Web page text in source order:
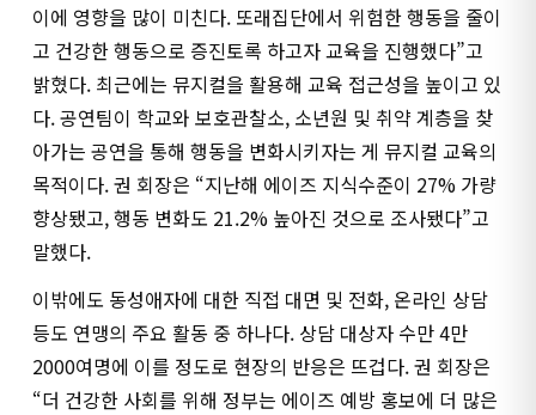
이에 영향을 많이 미친다. 또래집단에서 위험한 행동을 줄이
고 건강한 행동으로 증진토록 하고자 교육을 진행했다”고
밝혔다. 최근에는 뮤지컬을 활용해 교육 접근성을 높이고 있
다. 공연팀이 학교와 보호관찰소, 소년원 및 취약 계층을 찾
아가는 공연을 통해 행동을 변화시키자는 게 뮤지컬 교육의
목적이다. 권 회장은 “지난해 에이즈 지식수준이 27% 가량
향상됐고, 행동 변화도 21.2% 높아진 것으로 조사됐다”고
말했다.
이밖에도 동성애자에 대한 직접 대면 및 전화, 온라인 상담
등도 연맹의 주요 활동 중 하나다. 상담 대상자 수만 4만
2000여명에 이를 정도로 현장의 반응은 뜨겁다. 권 회장은
“더 건강한 사회를 위해 정부는 에이즈 예방 홍보에 더 많은